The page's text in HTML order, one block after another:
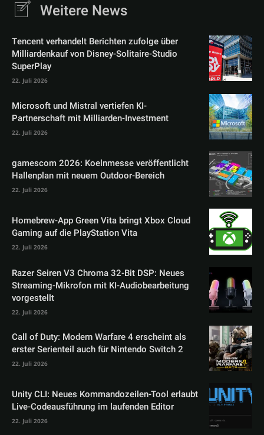
Weitere News
Tencent verhandelt Berichten zufolge über
Milliardenkauf von Disney-Solitaire-Studio
SuperPlay
22. Juli 2026
Microsoft und Mistral vertiefen KI-
Partnerschaft mit Milliarden-Investment
22. Juli 2026
gamescom 2026: Koelnmesse veröffentlicht
Hallenplan mit neuem Outdoor-Bereich
22. Juli 2026
Homebrew-App Green Vita bringt Xbox Cloud
Gaming auf die PlayStation Vita
22. Juli 2026
Razer Seiren V3 Chroma 32-Bit DSP: Neues
Streaming-Mikrofon mit KI-Audiobearbeitung
vorgestellt
22. Juli 2026
Call of Duty: Modern Warfare 4 erscheint als
erster Serienteil auch für Nintendo Switch 2
22. Juli 2026
Unity CLI: Neues Kommandozeilen-Tool erlaubt
Live-Codeausführung im laufenden Editor
22. Juli 2026